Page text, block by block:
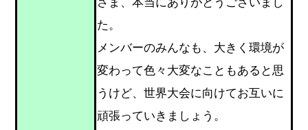
た。
メンバーのみんなも、大きく環境が
変わって色々大変なこともあると思
うけど、世界大会に向けてお互いに
頑張っていきましょう。